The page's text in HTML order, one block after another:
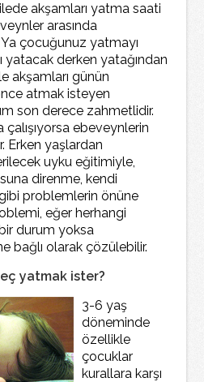
akşamları yatma saati
arasında
Ya çocuğunuz yatmayı
derken yatağından
akşamları günün
atmak isteyen
son derece zahmetlidir.
ebeveynlerin
Erken yaşlardan
uyku eğitimiyle,
direnme, kendi
problemlerin önüne
eğer herhangi
durum yoksa
bağlı olarak çözülebilir.
yatmak ister?
3-6 yaş
döneminde
özellikle
çocuklar
kurallara karşı